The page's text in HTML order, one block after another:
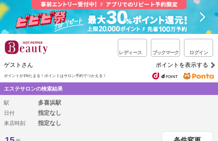
レディース ブックマーク ログイン
ゲストさん ポイントを表示する
ポイントが1%たまる！ ポイントはサロン予約でつかえる！
エステサロンの検索結果
駅 多喜浜駅
日付 指定なし
来店時刻 指定なし